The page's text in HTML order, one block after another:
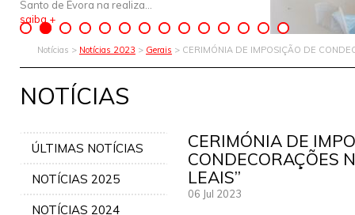
Santo de Évora na realiza...
saiba +
Notícias > Notícias 2023 > Gerais > CERIMÓNIA DE IMPOSIÇÃO DE
NOTÍCIAS
ÚLTIMAS NOTÍCIAS
NOTÍCIAS 2025
NOTÍCIAS 2024
CERIMÓNIA DE
CONDECORAÇÕES
LEAIS”
06 Jul 2023